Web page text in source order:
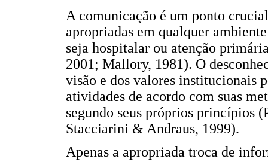
A comunicação é um ponto
apropriadas em qualquer
seja hospitalar ou atenção
2001; Mallory, 1981). O
visão e dos valores institucionais
atividades de acordo com suas
segundo seus próprios princípios
Stacciarini & Andraus, 1999).
Apenas a apropriada troca de